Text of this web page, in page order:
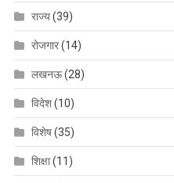
राज्य(39)
रोजगार(14)
लखनऊ(28)
विदेश(10)
विशेष(35)
शिक्षा(11)